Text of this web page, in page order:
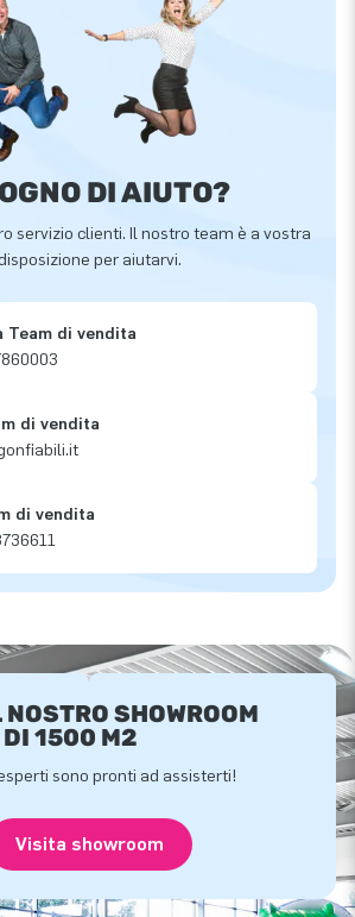
DI AIUTO?
servizio clienti. Il nostro team è a vostra
per aiutarvi.
Team di vendita
di vendita
di vendita
SHOWROOM
DI 1500 M2
sono pronti ad assisterti!
Visita showroom